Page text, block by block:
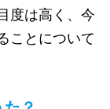
度は高く、今
ことについて